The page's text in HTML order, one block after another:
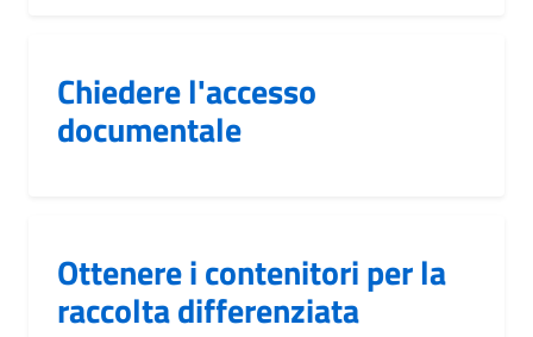
Chiedere l'accesso
documentale
Ottenere i contenitori per la
raccolta differenziata